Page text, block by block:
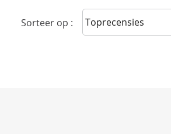
Sorteer op : Sort reviews